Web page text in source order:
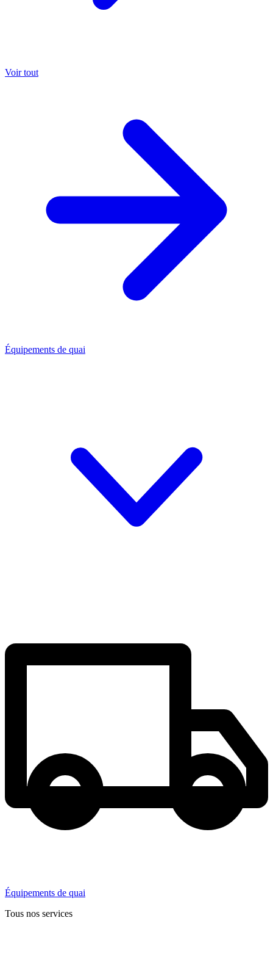
Voir tout
Équipements de quai
Équipements de quai
Tous nos services